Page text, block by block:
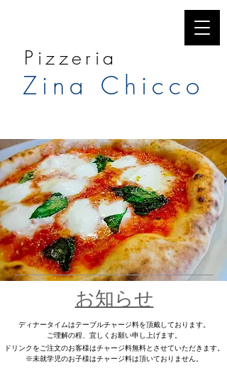
​Zina Chicco
Pizzeria
お知らせ​​
ディナータイムはテーブルチャージ料を頂戴しております。
ご理解の程、宜しくお願い申し上げます。
ドリンクをご注文のお客様はチャージ料無料とさせていただきます。
​※未就学児のお子様はチャージ料は頂いておりません。